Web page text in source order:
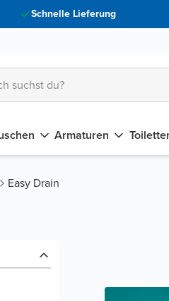
Schnelle Lieferung
Armaturen
Easy Drain